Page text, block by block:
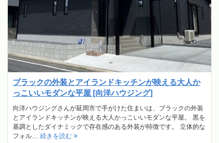
ブラックの外装とアイランドキッチンが映える大人か
っこいいモダンな平屋 [向洋ハウジング]
向洋ハウジングさんが延岡市で手がけた住まいは、ブラックの外装
とアイランドキッチンが映える大人かっこいいモダンな平屋。 黒を
基調としたダイナミックで存在感のある外装が特徴です。 立体的な
フォル… 続きを読む